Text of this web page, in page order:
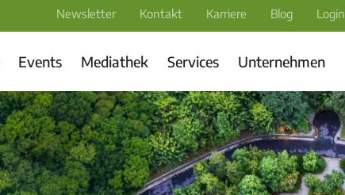
Newsletter Kontakt Karriere Blog Login
Events Mediathek Services Unternehmen